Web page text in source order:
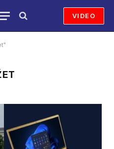
VIDEO